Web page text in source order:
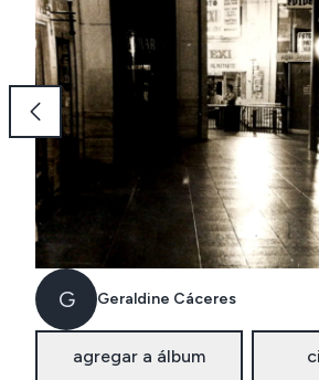
G Geraldine Cáceres
agregar a álbum